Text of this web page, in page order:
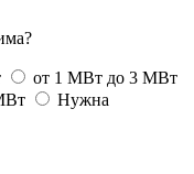
от 1 МВт до 3 МВт
Нужна